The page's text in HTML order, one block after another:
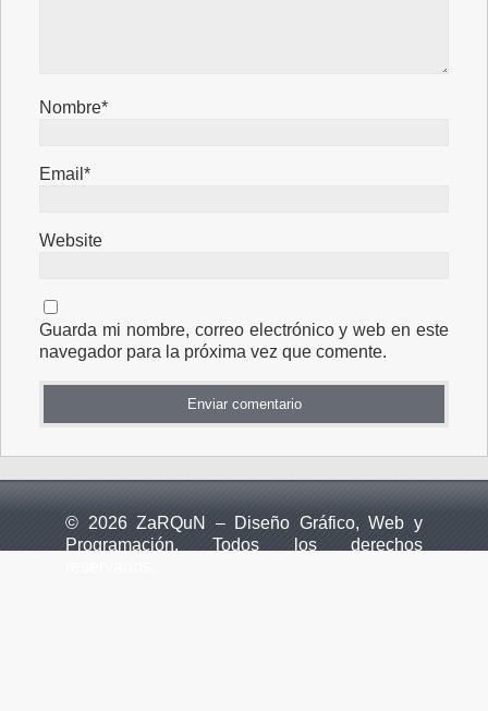
Nombre*
Email*
Website
Guarda mi nombre, correo electrónico y web en este
navegador para la próxima vez que comente.
© 2026 ZaRQuN – Diseño Gráfico, Web y
Programación. Todos los derechos